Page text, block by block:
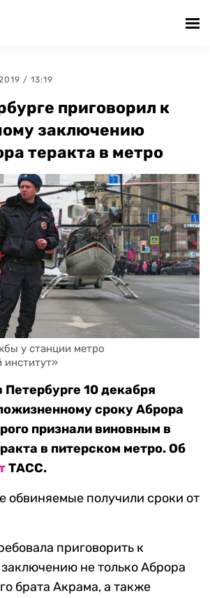
/ 13:19
приговорил к
заключению
теракта в метро
у станции метро
институт»
10 декабря
сроку Аброра
признали виновным в
в питерском метро. Об
ТАСС.
обвиняемые получили сроки от
приговорить к
не только Аброра
брата Акрама, а также